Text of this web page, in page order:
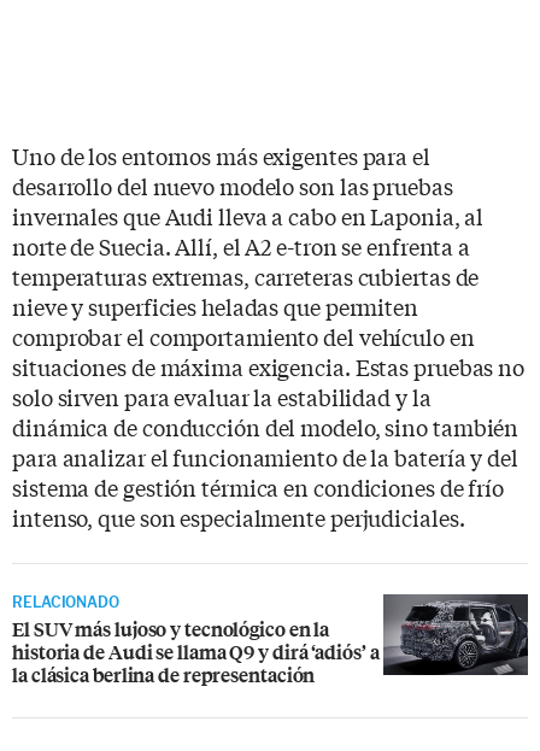
Uno de los entornos más exigentes para el
desarrollo del nuevo modelo son las pruebas
invernales que Audi lleva a cabo en Laponia, al
norte de Suecia. Allí, el A2 e-tron se enfrenta a
temperaturas extremas, carreteras cubiertas de
nieve y superficies heladas que permiten
comprobar el comportamiento del vehículo en
situaciones de máxima exigencia. Estas pruebas no
solo sirven para evaluar la estabilidad y la
dinámica de conducción del modelo, sino también
para analizar el funcionamiento de la batería y del
sistema de gestión térmica en condiciones de frío
intenso, que son especialmente perjudiciales.
RELACIONADO
El SUV más lujoso y tecnológico en la
historia de Audi se llama Q9 y dirá ‘adiós’ a
la clásica berlina de representación